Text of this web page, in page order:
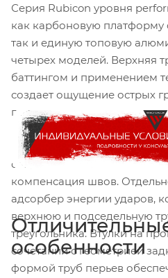
Серия Rubicon уровня
как карбоновую платформу
так и единую топовую
четырех моделей. Верхняя
баттингом и применением
создает ощущение острых
поверхности, малого веса,
скорости. Вся внутренняя
нижней трубе.
современные трубы,
компенсация швов.
адсорбер энергии ударов,
верхнюю и подседельную
треугольника. Втулки на
сочетании с геометрией
формой труб перьев
особенности